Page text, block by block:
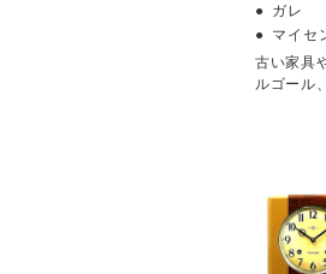
ガレ
マイセ
古い家具
ルゴール